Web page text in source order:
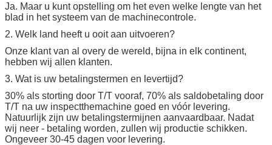
Ja. Maar u kunt opstelling om het even welke lengte van het
blad in het systeem van de machinecontrole.
2. Welk land heeft u ooit aan uitvoeren?
Onze klant van al overy de wereld, bijna in elk continent,
hebben wij allen klanten.
3. Wat is uw betalingstermen en levertijd?
30% als storting door T/T vooraf, 70% als saldobetaling door
T/T na uw inspectthemachine goed en vóór levering.
Natuurlijk zijn uw betalingstermijnen aanvaardbaar. Nadat
wij neer - betaling worden, zullen wij productie schikken.
Ongeveer 30-45 dagen voor levering.